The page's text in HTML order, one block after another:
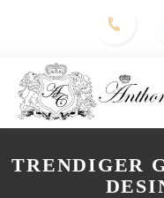
TRENDIGER